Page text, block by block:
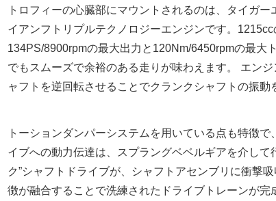
トロフィーの心臓部にマウントされるのは、タイガ
イアンフトリプルテクノロジーエンジンです。
134PS/8900rpmの最大出力と120Nm/6450rpmの最大
でもスムーズで余裕のある走りが味わえます。 エン
ャフトを逆回転させることでクランクシャフトの振動
トーションダンパーシステムを用いている点も特徴
イブへの動力伝達は、スプラングベベルギアを介して
ク”シャフトドライブが、シャフトアセンブリに衝撃
徴が融合することで洗練されたドライブトレーンが